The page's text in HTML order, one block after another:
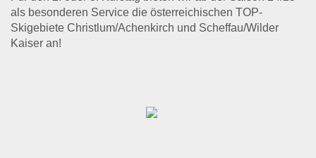
als besonderen Service die österreichischen TOP-
Skigebiete Christlum/Achenkirch und Scheffau/Wilder
Kaiser an!